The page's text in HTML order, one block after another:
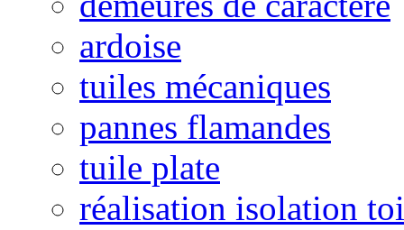
ardoise
tuiles mécaniques
pannes flamandes
tuile plate
réalisation isolation